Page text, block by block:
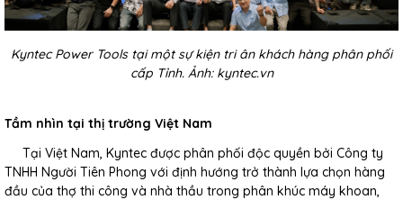
Kyntec Power Tools tại một sự kiện tri ân khách hàng phân phối
cấp Tỉnh. Ảnh: kyntec.vn
Tầm nhìn tại thị trường Việt Nam
Tại Việt Nam, Kyntec được phân phối độc quyền bởi Công ty
TNHH Người Tiên Phong với định hướng trở thành lựa chọn hàng
đầu của thợ thi công và nhà thầu trong phân khúc máy khoan,